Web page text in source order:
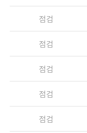
점검
점검
점검
점검
점검